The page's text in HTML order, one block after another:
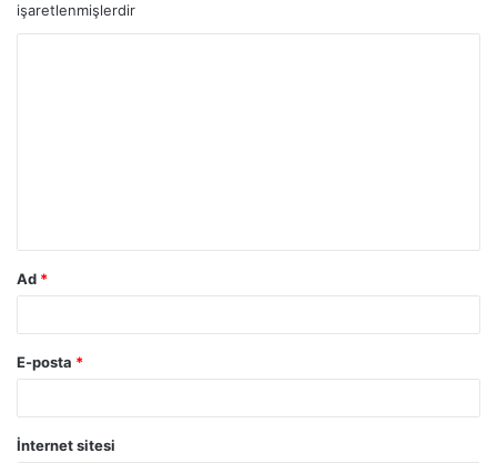
işaretlenmişlerdir
Ad *
E-posta *
İnternet sitesi